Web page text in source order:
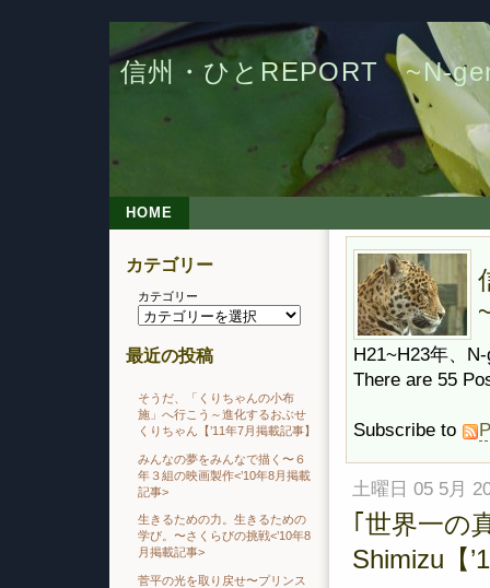
信州・ひとREPORT ~N-
HOME
H21~H23年、
There are 55
Subscribe to
土曜日 05 5月
｢世界一の
Shimizu【
カテゴリー
カテゴリー
最近の投稿
そうだ、「くりちゃんの小布
施」へ行こう～進化するおぶせ
くりちゃん【’11年7月掲載記事】
みんなの夢をみんなで描く〜６
年３組の映画製作<’10年8月掲載
記事>
生きるための力。生きるための
学び。〜さくらびの挑戦<’10年8
月掲載記事>
菅平の光を取り戻せ〜プリンス